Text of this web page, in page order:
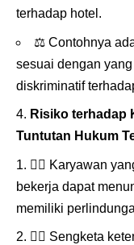
terhadap hotel.
⚖️ Contohnya
sesuai dengan
diskriminatif
Risiko terhadap
Tuntutan Hukum
👷 Karyawan
bekerja dapat
memiliki
👷 Sengketa